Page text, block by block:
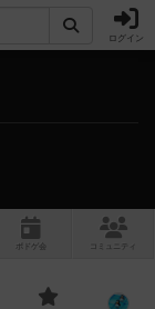
ログイン
ボ ドゲ コミュニティ